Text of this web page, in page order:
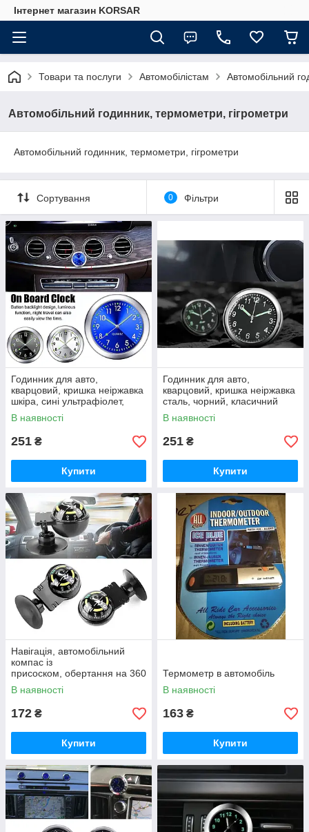
Iнтернет магазин KORSAR
Товари та послуги Автомобілістам Автомобільний
Автомобільний годинник, термометри, гігрометри
Автомобільний годинник, термометри, гігрометри
Сортування 0 Фільтри
Годинник для авто,
кварцовий, кришка неіржавка
шкіра, сині ультрафіолет,
класичний циферблат 3М
В наявності
251 ₴
Купити
Годинник для авто,
кварцовий, кришка неіржавка
сталь, чорний, класичний
циферблат 3М
В наявності
251 ₴
Купити
Навігація, автомобільний
компас із
присоском, обертання на 360
градусів
В наявності
172 ₴
Купити
Термометр в автомобіль
В наявності
163 ₴
Купити